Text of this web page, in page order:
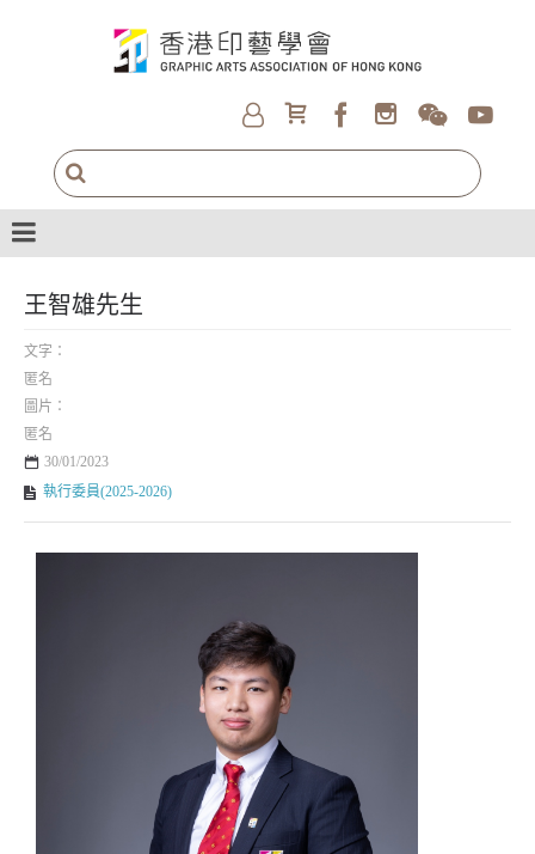
王智雄先生
文字：
匿名
圖片：
匿名
30/01/2023
執行委員(2025-2026)